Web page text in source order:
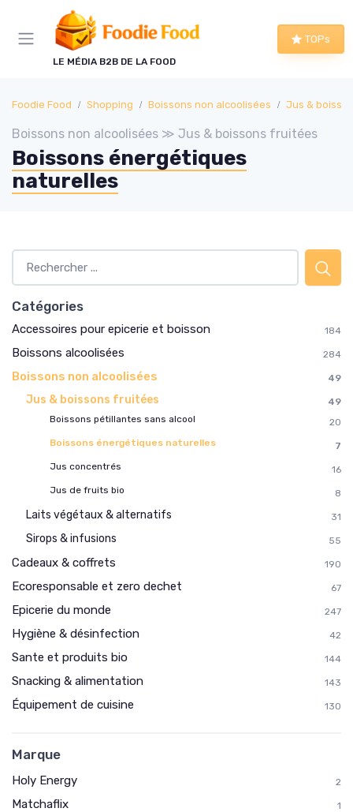
LE MÉDIA B2B DE LA FOOD
TOPs
Foodie Food Shopping Boissons non alcoolisées Jus &
Boissons non alcoolisées ≫ Jus & boissons fruitées
Boissons énergétiques
naturelles
Catégories
Accessoires pour epicerie et boisson 184
Boissons alcoolisées 284
Boissons non alcoolisées 49
Jus & boissons fruitées
49
Boissons pétillantes sans alcool
20
Boissons énergétiques naturelles
7
Jus concentrés
16
Jus de fruits bio
8
Laits végétaux & alternatifs 31
Sirops & infusions 55
Cadeaux & coffrets 190
Ecoresponsable et zero dechet 67
Epicerie du monde 247
Hygiène & désinfection 42
Sante et produits bio 144
Snacking & alimentation 143
Équipement de cuisine 130
Marque
Holy Energy 2
Matchaflix 1
Panneau de gestion des cookies